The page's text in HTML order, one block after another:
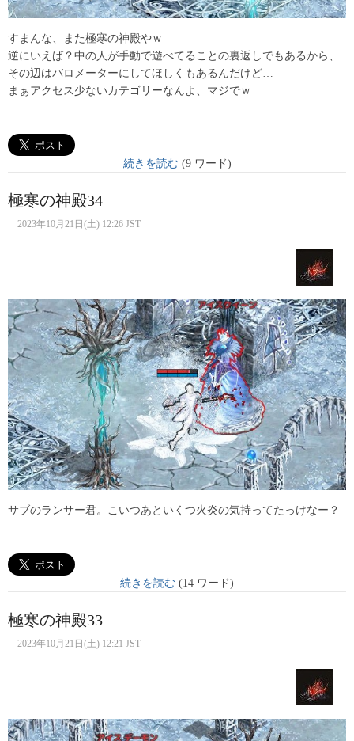
すまんな、また極寒の神殿やｗ
逆にいえば？中の人が手動で遊べてることの裏返しでもあるから、
その辺はバロメーターにしてほしくもあるんだけど…
まぁアクセス少ないカテゴリーなんよ、マジでｗ
続きを読む(9 ワード)
極寒の神殿34
2023年10月21日(土) 12:26 JST
サブのランサー君。こいつあといくつ火炎の気持ってたっけなー？
続きを読む (14 ワード)
極寒の神殿33
2023年10月21日(土) 12:21 JST